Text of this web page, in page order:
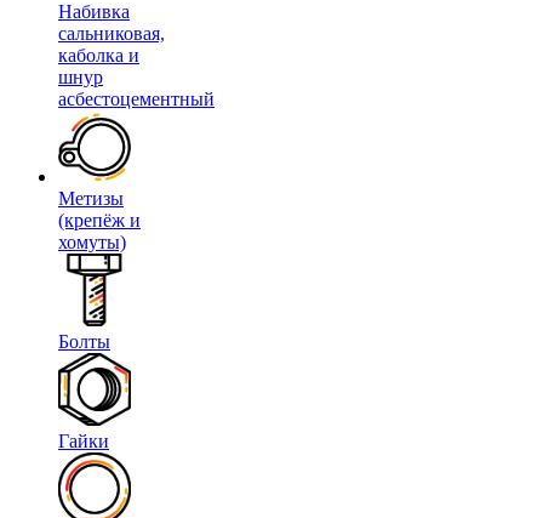
Набивка
сальниковая,
каболка и
шнур
асбестоцементный
Метизы
(крепёж и
хомуты)
Болты
Гайки